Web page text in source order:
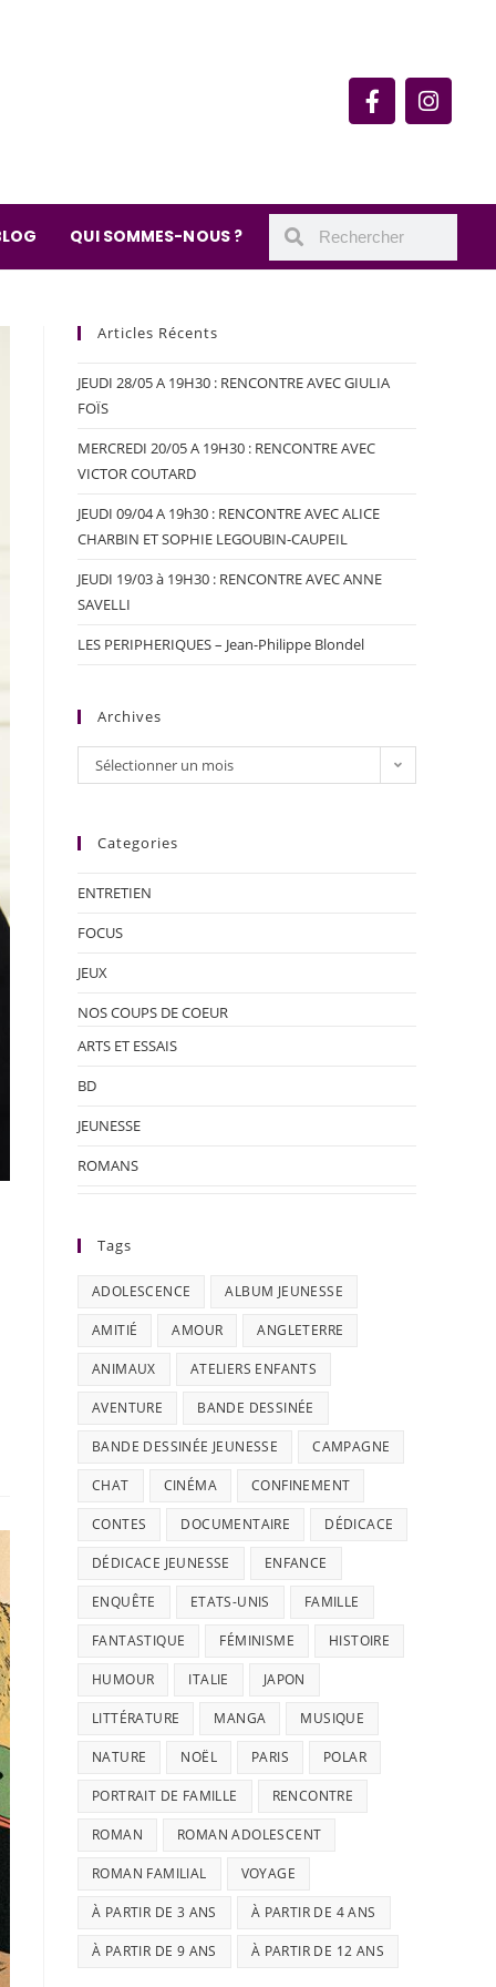
QUI SOMMES-NOUS ?
Articles Récents
JEUDI 28/05 A 19H30 : RENCONTRE AVEC GIULIA
FOÏS
MERCREDI 20/05 A 19H30 : RENCONTRE AVEC
VICTOR COUTARD
JEUDI 09/04 A 19h30 : RENCONTRE AVEC ALICE
CHARBIN ET SOPHIE LEGOUBIN-CAUPEIL
JEUDI 19/03 à 19H30 : RENCONTRE AVEC ANNE
SAVELLI
LES PERIPHERIQUES – Jean-Philippe Blondel
Archives
Sélectionner un mois
Categories
ENTRETIEN
FOCUS
JEUX
NOS COUPS DE COEUR
ARTS ET ESSAIS
BD
JEUNESSE
ROMANS
Tags
ADOLESCENCE ALBUM JEUNESSE
AMITIÉ AMOUR ANGLETERRE
ANIMAUX ATELIERS ENFANTS
AVENTURE BANDE DESSINÉE
BANDE DESSINÉE JEUNESSE CAMPAGNE
CHAT CINÉMA CONFINEMENT
CONTES DOCUMENTAIRE DÉDICACE
DÉDICACE JEUNESSE ENFANCE
ENQUÊTE ETATS-UNIS FAMILLE
FANTASTIQUE FÉMINISME HISTOIRE
HUMOUR ITALIE JAPON
LITTÉRATURE MANGA MUSIQUE
NATURE NOËL PARIS POLAR
PORTRAIT DE FAMILLE RENCONTRE
ROMAN ROMAN ADOLESCENT
ROMAN FAMILIAL VOYAGE
À PARTIR DE 3 ANS À PARTIR DE 4 ANS
À PARTIR DE 9 ANS À PARTIR DE 12 ANS